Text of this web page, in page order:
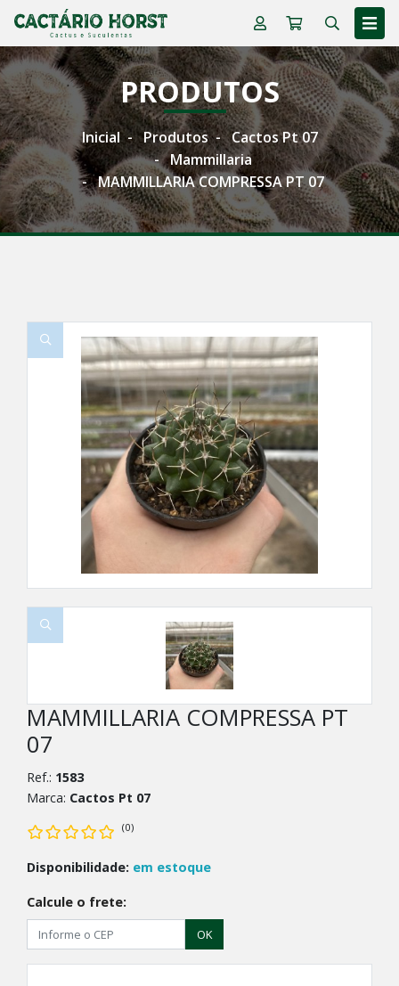
PRODUTOS
Inicial Produtos
Cactos Pt 07
Mammillaria
MAMMILLARIA COMPRESSA PT 07
MAMMILLARIA COMPRESSA PT
07
Ref.: 1583
Marca: Cactos Pt 07
(0)
Disponibilidade: em estoque
Calcule o frete:
OK